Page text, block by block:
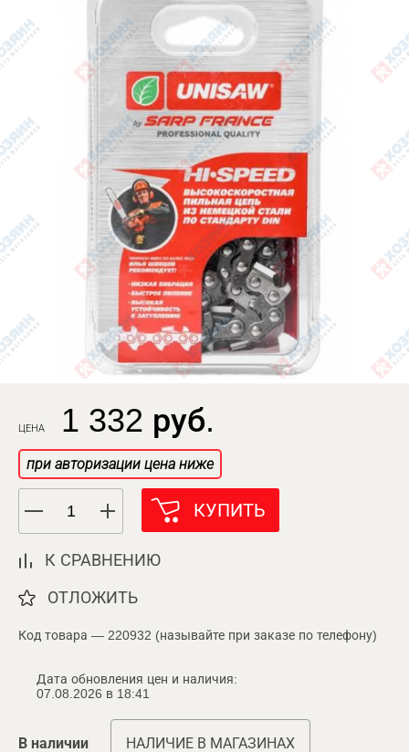
ЦЕНА 1 332 руб.
при авторизации цена ниже
КУПИТЬ
К СРАВНЕНИЮ
ОТЛОЖИТЬ
Код товара — 220932 (называйте при заказе по телефону)
Дата обновления цен и наличия:
07.08.2026 в 18:41
В наличии НАЛИЧИЕ В МАГАЗИНАХ